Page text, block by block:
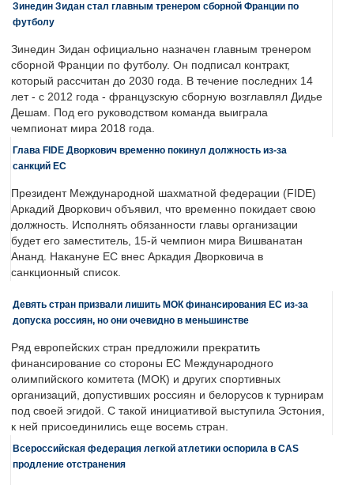
Зинедин Зидан стал главным тренером сборной Франции по
футболу
Зинедин Зидан официально назначен главным тренером
сборной Франции по футболу. Он подписал контракт,
который рассчитан до 2030 года. В течение последних 14
лет - с 2012 года - французскую сборную возглавлял Дидье
Дешам. Под его руководством команда выиграла
чемпионат мира 2018 года.
Глава FIDE Дворкович временно покинул должность из-за
санкций ЕС
Президент Международной шахматной федерации (FIDE)
Аркадий Дворкович объявил, что временно покидает свою
должность. Исполнять обязанности главы организации
будет его заместитель, 15-й чемпион мира Вишванатан
Ананд. Накануне ЕС внес Аркадия Дворковича в
санкционный список.
Девять стран призвали лишить МОК финансирования ЕС из-за
допуска россиян, но они очевидно в меньшинстве
Ряд европейских стран предложили прекратить
финансирование со стороны ЕС Международного
олимпийского комитета (МОК) и других спортивных
организаций, допустивших россиян и белорусов к турнирам
под своей эгидой. С такой инициативой выступила Эстония,
к ней присоединились еще восемь стран.
Всероссийская федерация легкой атлетики оспорила в CAS
продление отстранения